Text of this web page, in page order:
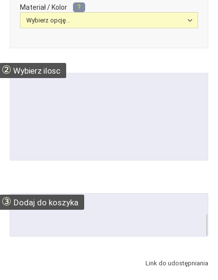
Materiał / Kolor ?
② Wybierz ilosc
③ Dodaj do koszyka
Link do udostępniania